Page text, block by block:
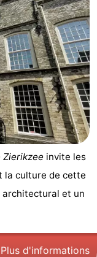
Zierikzee invite les
la culture de cette
architectural et un
Plus d'informations